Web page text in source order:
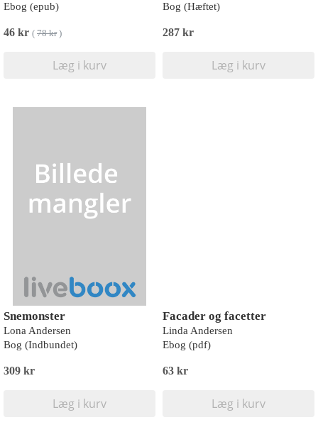
Ebog (epub)
46 kr ( 78 kr)
Læg i kurv
Bog (Hæftet)
287 kr
Læg i kurv
Snemonster
Lona Andersen
Bog (Indbundet)
309 kr
Læg i kurv
Facader og facetter
Linda Andersen
Ebog (pdf)
63 kr
Læg i kurv